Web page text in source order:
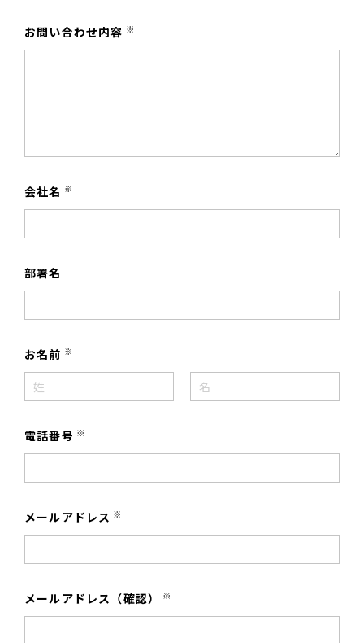
お問い合わせ内容 ※
会社名 ※
部署名
お名前 ※
電話番号 ※
メールアドレス ※
メールアドレス（確認） ※